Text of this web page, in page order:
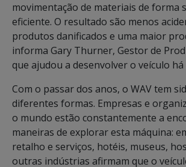
movimentação de materiais de forma
eficiente. O resultado são menos
produtos danificados e uma maior
informa Gary Thurner, Gestor de
que ajudou a desenvolver o veículo há
Com o passar dos anos, o WAV tem
diferentes formas. Empresas e
o mundo estão constantemente a
maneiras de explorar esta máquina:
retalho e serviços, hotéis, museus,
outras indústrias afirmam que o